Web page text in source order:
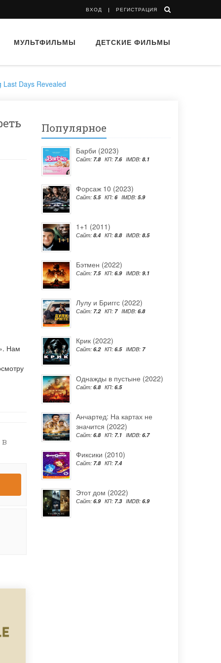
ВХОД РЕГИСТРАЦИЯ
МУЛЬТФИЛЬМЫ ДЕТСКИЕ ФИЛЬМЫ
Days Revealed
Нам
Популярное
Барби (2023)
Сайт: 7.8 КП: 7.6 IMDB: 8.1
Форсаж 10 (2023)
Сайт: 5.5 КП: 6 IMDB: 5.9
1+1 (2011)
Сайт: 8.4 КП: 8.8 IMDB: 8.5
Бэтмен (2022)
Сайт: 7.5 КП: 6.9 IMDB: 9.1
Лулу и Бриггс (2022)
Сайт: 7.2 КП: 7 IMDB: 6.8
Крик (2022)
Сайт: 6.2 КП: 6.5 IMDB: 7
Однажды в пустыне (2022)
Сайт: 6.8 КП: 6.5
Анчартед: На картах не
значится (2022)
Сайт: 6.8 КП: 7.1 IMDB: 6.7
Фиксики (2010)
Сайт: 7.8 КП: 7.4
Этот дом (2022)
Сайт: 6.9 КП: 7.3 IMDB: 6.9